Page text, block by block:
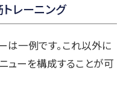
レーニング
は一例です。これ以外に
ューを構成することが可